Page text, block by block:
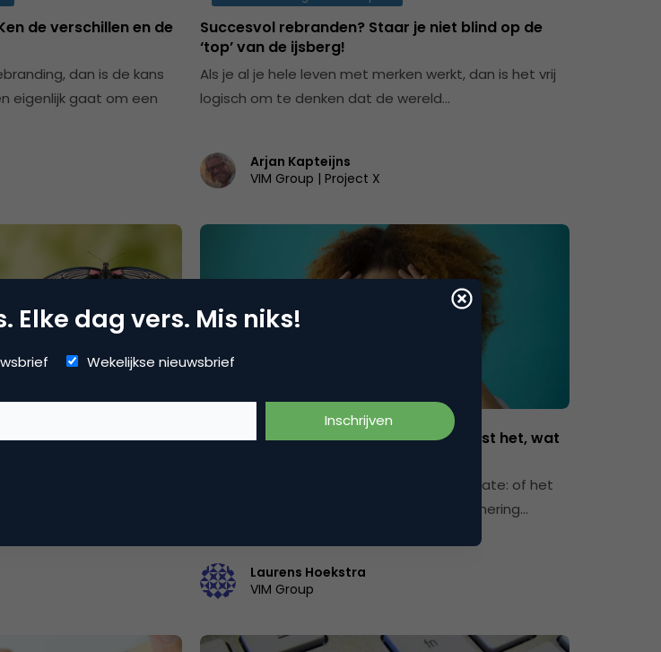
de verschillen en de
dan is de kans
eigenlijk gaat om een
Succesvol rebranden? Staar je niet blind op de
‘top’ van de ijsberg!
Als je al je hele leven met merken werkt, dan is het vrij
logisch om te denken dat de wereld…
Arjan Kapteijns
VIM Group | Project X
in tijden van crisis
Brand Positioning & Brand Purpose
Businesscase voor rebranding: wat kost het, wat
Van tijd tot tijd is je merk toe aan een update: of het
nu gaat om een compleet nieuwe positionering…
Laurens Hoekstra
VIM Group
Elke dag vers. Mis niks!
Wekelijkse nieuwsbrief